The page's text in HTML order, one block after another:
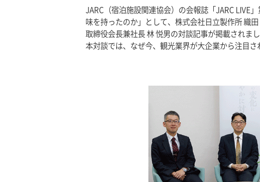
JARC（宿泊施設関連協会）の会報誌「JARC LIVE
味を持ったのか」として、株式会社日立製作所 織
取締役会長兼社長 林 悦男の対談記事が掲載されまし
本対談では、なぜ今、観光業界が大企業から注目